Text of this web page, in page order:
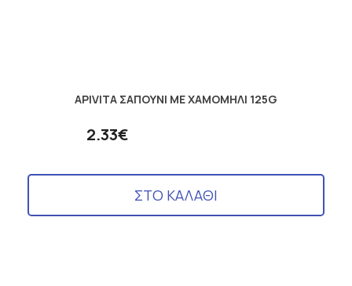
APIVITA ΣΑΠΟΥΝΙ ΜΕ ΧΑΜΟΜΗΛΙ 125G
2.33€
ΣΤΟ ΚΑΛΑΘΙ